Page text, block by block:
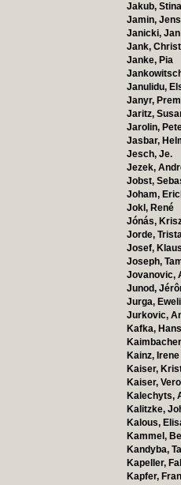
Jakub, Stina
Jamin, Jens
Janicki, Jan
Jank,
Janke, Pia
Janulidu,
Janyr,
Jaritz,
Jarolin,
Jasbar,
Jesch, Je.
Jezek,
Jobst,
Joham,
Jokl, René
Jónás,
Jorde,
Josef,
Joseph,
Jovanovic,
Junod,
Jurga,
Jurkovic,
Kafka, Hans
Kainz, Irene
Kaiser,
Kaiser,
Kalechyts,
Kalitzke,
Kalous,
Kammel,
Kandyba,
Kapeller,
Kapfer,